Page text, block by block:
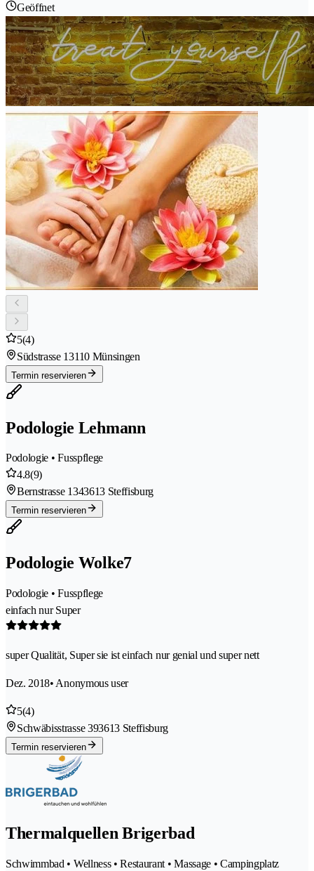
Geöffnet
5(4)
Südstrasse 13110 Münsingen
Termin reservieren
Podologie Lehmann
Podologie • Fusspflege
4.8(9)
Bernstrasse 1343613 Steffisburg
Termin reservieren
Podologie Wolke7
Podologie • Fusspflege
einfach nur Super
super Qualität, Super sie ist einfach nur genial und super nett
Dez. 2018• Anonymous user
5(4)
Schwäbisstrasse 393613 Steffisburg
Termin reservieren
Thermalquellen Brigerbad
Schwimmbad • Wellness • Restaurant • Massage • Campingplatz